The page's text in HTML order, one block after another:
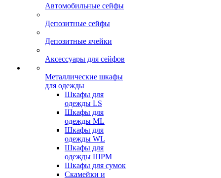
Автомобильные сейфы
Депозитные сейфы
Депозитные ячейки
Аксессуары для сейфов
Металлические шкафы
для одежды
Шкафы для
одежды LS
Шкафы для
одежды ML
Шкафы для
одежды WL
Шкафы для
одежды ШРМ
Шкафы для сумок
Скамейки и